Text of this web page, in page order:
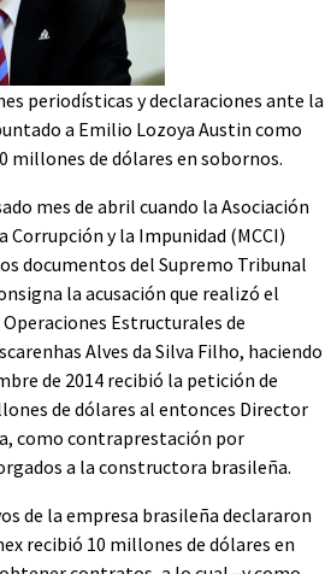
periodísticas y declaraciones ante la
a Emilio Lozoya Austin como
millones de dólares en sobornos.
mes de abril cuando la Asociación
Corrupción y la Impunidad (MCCI)
documentos del Supremo Tribunal
la acusación que realizó el
Estructurales de
Alves da Silva Filho, haciendo
de 2014 recibió la petición de
de dólares al entonces Director
como contraprestación por
a la constructora brasileña.
de la empresa brasileña declararon
recibió 10 millones de dólares en